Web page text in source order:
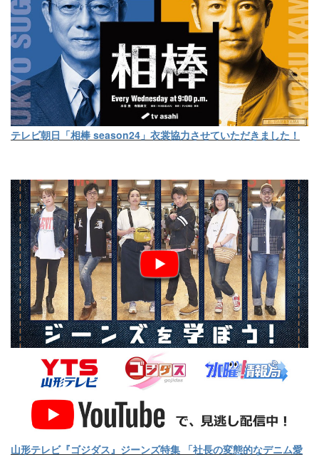
テレビ朝日「相棒 season24」衣裳協力させていただきました！
山形テレビ『ゴジダス』ジーンズ特集 「社長の変態的なデニム愛